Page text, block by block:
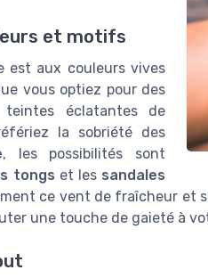
et motifs
est aux couleurs vives
vous optiez pour des
éclatantes de
la sobriété des
, les possibilités sont
tongs et les sandales
ce vent de fraîcheur et
une touche de gaieté à